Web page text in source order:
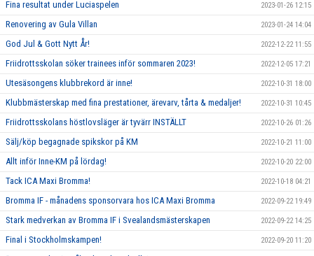
Fina resultat under Luciaspelen 2023-01-26 12:15
Renovering av Gula Villan 2023-01-24 14:04
God Jul & Gott Nytt År! 2022-12-22 11:55
Friidrottsskolan söker trainees inför sommaren 2023! 2022-12-05 17:21
Utesäsongens klubbrekord är inne! 2022-10-31 18:00
Klubbmästerskap med fina prestationer, ärevarv, tårta & medaljer! 2022-10-31 10:45
Friidrottsskolans höstlovsläger är tyvärr INSTÄLLT 2022-10-26 01:26
Sälj/köp begagnade spikskor på KM 2022-10-21 11:00
Allt inför Inne-KM på lördag! 2022-10-20 22:00
Tack ICA Maxi Bromma! 2022-10-18 04:21
Bromma IF - månadens sponsorvara hos ICA Maxi Bromma 2022-09-22 19:49
Stark medverkan av Bromma IF i Svealandsmästerskapen 2022-09-22 14:25
Final i Stockholmskampen! 2022-09-20 11:20